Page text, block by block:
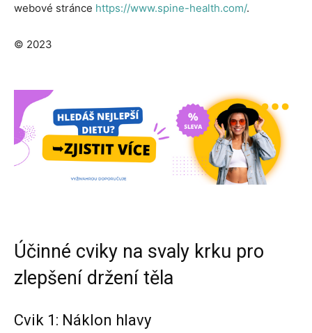
webové stránce https://www.spine-health.com/.
© 2023
Účinné cviky na svaly krku pro
zlepšení držení těla
Cvik 1: Náklon hlavy